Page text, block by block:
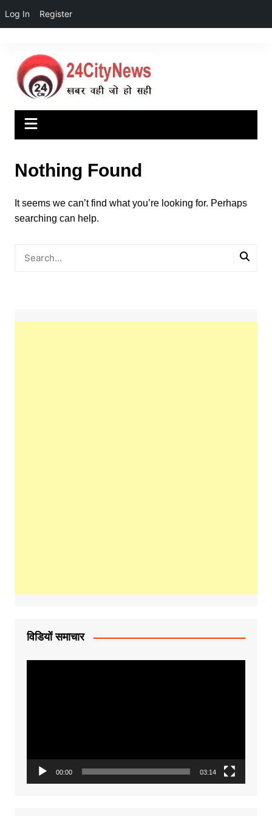
Log In Register
content
Nothing Found
It seems we can’t find what you’re looking for. Perhaps
searching can help.
विडियों समाचार
00:00 03:14